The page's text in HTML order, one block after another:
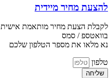
להצעת מחיר מיידית
לקבלת הצעת מחיר מותאמת אישית
בוואטספ / סמס
נא מלאו את מספר הטלפון שלכם
טלפון
שליחה